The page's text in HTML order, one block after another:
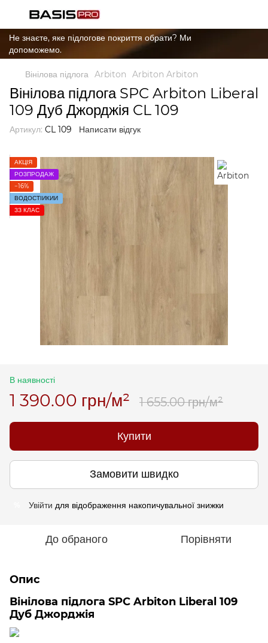
Не знаєте, яке підлогове покриття обрати? Ми
допоможемо.
Вінілова підлога Arbiton Arbiton Arbiton
Вінілова підлога SPC Arbiton Liberal
109 Дуб Джорджія CL 109
Артикул: CL 109 Написати відгук
АКЦІЯ
РОЗПРОДАЖ
−16%
ВОДОСТІЙКИЙ
ЗЗ КЛАС
В наявності
1 390.00 грн/м² 1 655.00 грн/м²
Купити
Замовити швидко
Увійти для відображення накопичувальної знижки
До обраного Порівняти
Опис
Вінілова підлога SPC Arbiton Liberal 109
Дуб Джорджія